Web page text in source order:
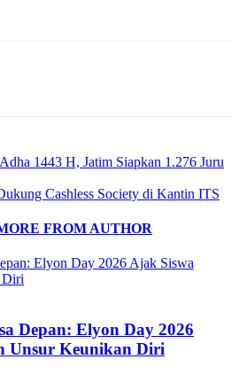
1443 H, Jatim Siapkan 1.276 Juru
Cashless Society di Kantin ITS
FROM AUTHOR
Depan: Elyon Day 2026
Unsur Keunikan Diri